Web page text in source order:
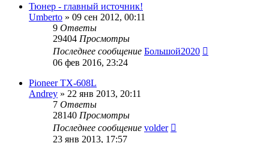
Тюнер - главный источник!
Umberto » 09 сен 2012, 00:11
9 Ответы
29404 Просмотры
Последнее сообщение Большой2020
06 фев 2016, 23:24
Pioneer TX-608L
Andrey » 22 янв 2013, 20:11
7 Ответы
28140 Просмотры
Последнее сообщение volder
23 янв 2013, 17:57